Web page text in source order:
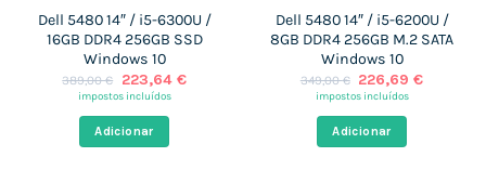
Dell 5480 14″ / i5-6300U /
16GB DDR4 256GB SSD
Windows 10
389,00€
O
preço
era:
389,00 €.
223,64 €O
impostos incluídos
Adicionar
Dell 5480 14″ / i5-6200U /
8GB DDR4 256GB M.2 SATA
Windows 10
349,00€ O
preço
era:
349,00 €.
226,69€O
impostos incluídos
Adicionar